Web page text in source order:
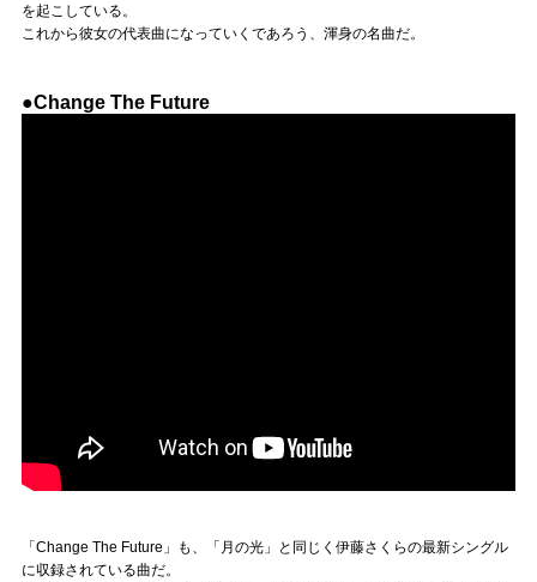
を起こしている。
これから彼女の代表曲になっていくであろう、渾身の名曲だ。
●Change The Future
「Change The Future」も、「月の光」と同じく伊藤さくらの最新シングル
に収録されている曲だ。